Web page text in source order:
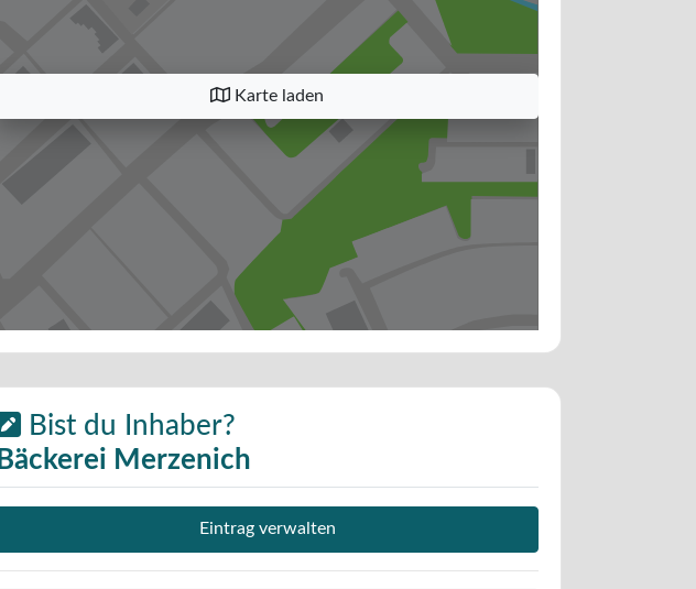
Karte laden
Bist du Inhaber?
Bäckerei Merzenich
Eintrag verwalten